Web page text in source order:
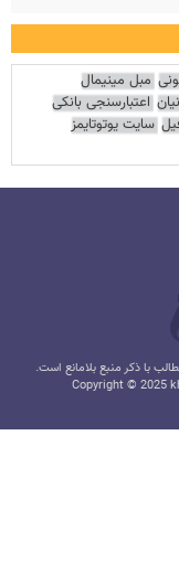
مبل مینیمال
اعتبارسنجی بانکی
سایت یوتوتایمز
با ذکر منبع بلامانع است.
Copyright © 2025